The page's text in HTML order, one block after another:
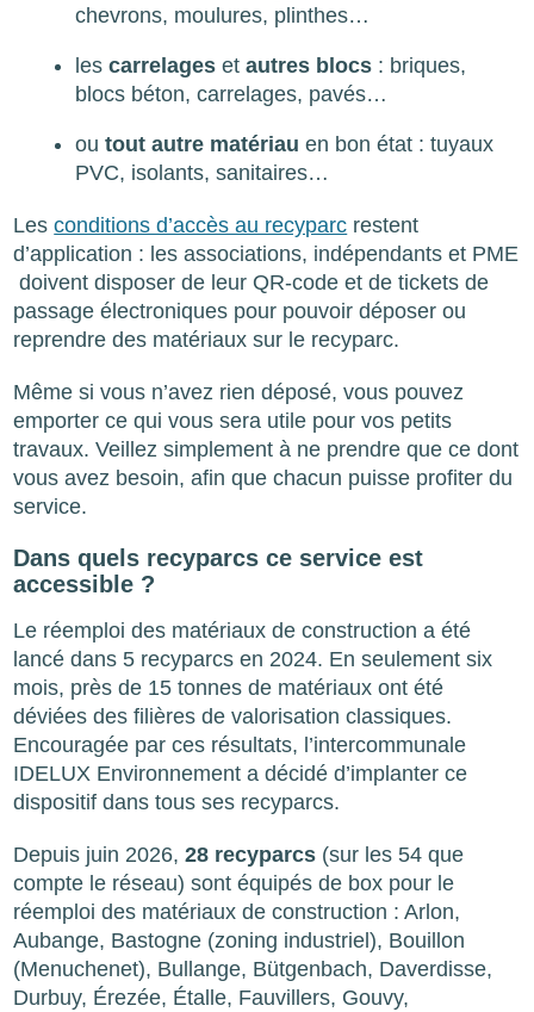
chevrons, moulures, plinthes…
lescarrelages etautres blocs : briques,
blocs béton, carrelages, pavés…
outout autre matériau en bon état : tuyaux
PVC, isolants, sanitaires…
Lesconditions d’accès au recyparc restent
d’application : les associations, indépendants et PME
doivent disposer de leur QR-code et de tickets de
passage électroniques pour pouvoir déposer ou
reprendre des matériaux sur le recyparc.
Même si vous n’avez rien déposé, vous pouvez
emporter ce qui vous sera utile pour vos petits
travaux. Veillez simplement à ne prendre que ce dont
vous avez besoin, afin que chacun puisse profiter du
service.
Dans quels recyparcs ce service est
accessible ?
Le réemploi des matériaux de construction a été
lancé dans 5 recyparcs en 2024. En seulement six
mois, près de 15 tonnes de matériaux ont été
déviées des filières de valorisation classiques.
Encouragée par ces résultats, l’intercommunale
IDELUX Environnement a décidé d’implanter ce
dispositif dans tous ses recyparcs.
Depuis juin 2026,28 recyparcs (sur les 54 que
compte le réseau) sont équipés de box pour le
réemploi des matériaux de construction : Arlon,
Aubange, Bastogne (zoning industriel), Bouillon
(Menuchenet), Bullange, Bütgenbach, Daverdisse,
Durbuy, Érezée, Étalle, Fauvillers, Gouvy,